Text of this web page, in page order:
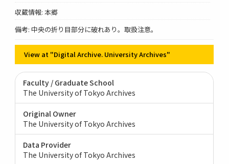
収蔵情報: 本郷
備考: 中央の折り目部分に破れあり。取扱注意。
View at "Digital Archive. University Archives"
Faculty / Graduate School
The University of Tokyo Archives
Original Owner
The University of Tokyo Archives
Data Provider
The University of Tokyo Archives